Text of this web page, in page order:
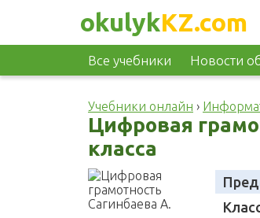
okulykKZ.com
Все учебники Новости
Учебники онлайн ›
Цифровая
класса